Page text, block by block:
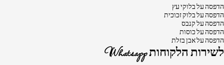
הדפסה על בלוקי עץ
הדפסה על בלוק זכוכית
הדפסה על קנבס
הדפסה על כוסות
הדפסה על אבן בזלת
לשירות הלקוחות Whatsapp